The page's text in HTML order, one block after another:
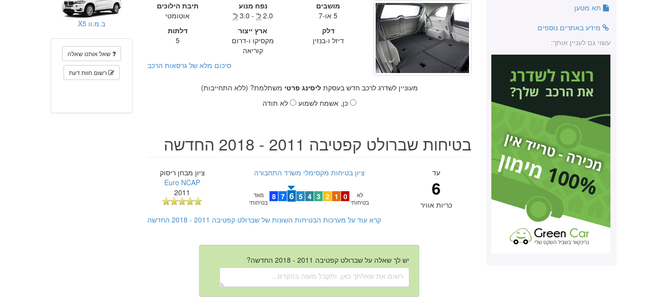
תא מטען
מידע באתרים נוספים
עשוי גם לעניין אותך:
מושבים
5 או-7
נפח מנוע
2.0 ל'- 3.0 ל'
תיבת הילוכים
אוטומטי
דלק
דיזל ו-בנזין
ארץ ייצור
מקסיקו ו-דרום
קוריאה
דלתות
5
סיכום מלא של גרסאות הרכב
מעוניין לשדרג לרכב חדש בעסקתליסינג פרטי משתלמת? (ללא התחייבות)
כן, אשמח לשמוע
לא תודה
בטיחות שברולט קפטיבה 2011 - 2018 החדשה
עד
6
כריות אוויר
ציון בטיחות מקסימלי משרד התחבורה
לא
בטיחותי
0
1
2
3
4
5
6
7
8
מאד
בטיחותי
ציון מבחן ריסוק
Euro NCAP
2011
קרא עוד על מערכות הבטיחות השונות של שברולט קפטיבה 2011 - 2018 החדשה
יש לך שאלה על שברולט קפטיבה 2011 - 2018 החדשה?
ב.מ.וו X5
שאל אותנו שאלה
רשום חוות דעת